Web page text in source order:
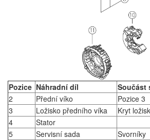
Pozice Náhradní díl
Součást
2
Přední víko
Pozice 3
3
Ložisko předního víka
Kryt
4
Stator
5
Servisní sada
Svorníky